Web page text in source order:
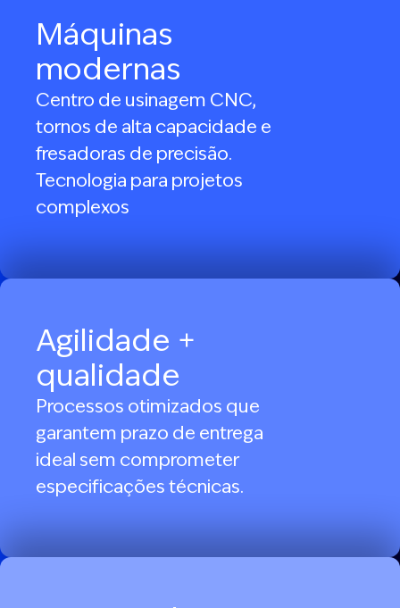
Máquinas
modernas
Centro de usinagem CNC,
tornos de alta capacidade e
fresadoras de precisão.
Tecnologia para projetos
complexos
Agilidade +
qualidade
Processos otimizados que
garantem prazo de entrega
ideal sem comprometer
especificações técnicas.